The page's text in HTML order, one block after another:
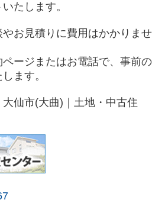
たします。
お見積りに費用はかかりませ
ージまたはお電話で、事前の
ます。
仙市(大曲)｜土地・中古住